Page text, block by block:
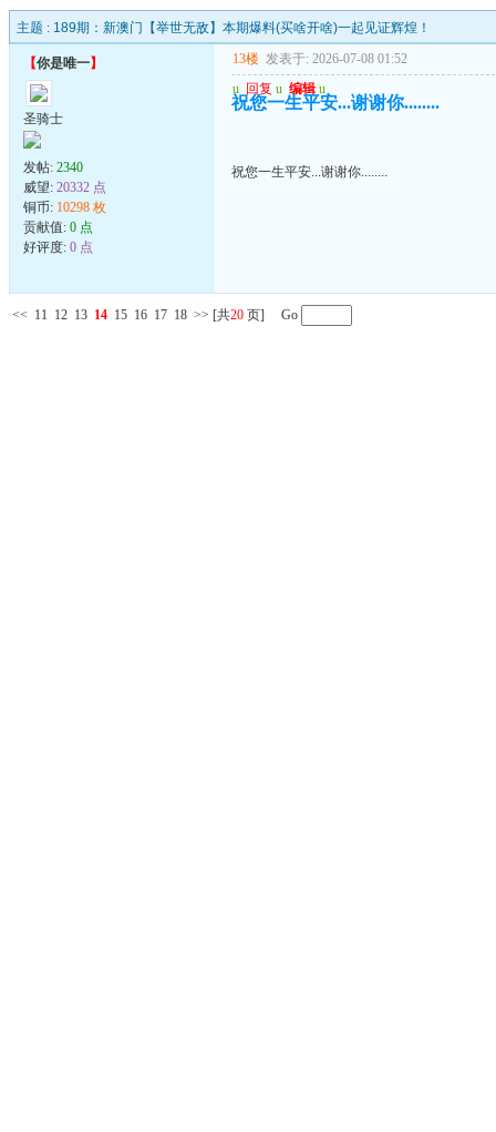
主题 : 189期：新澳门【举世无敌】本期爆料(买啥开啥)一起见证辉煌！
【你是唯一】
圣骑士
发帖: 2340
威望: 20332 点
铜币: 10298 枚
贡献值: 0 点
好评度: 0 点
13楼 发表于: 2026-07-08 01:52
u 回复 u 编辑 u
祝您一生平安...谢谢你........
祝您一生平安...谢谢你........
<< 11 12 13 14 15 16 17 18 >> [共20 页] Go